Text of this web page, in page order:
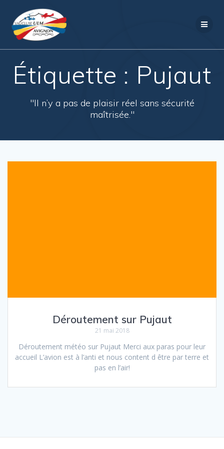
Étiquette : Pujaut
"Il n’y a pas de plaisir réel sans sécurité
maîtrisée."
Déroutement sur Pujaut
21 mai 2018
Déroutement météo sur Pujaut Merci aux paras pour leur
accueil L’avion est à l’anti et nous content d être par terre et
pas en l’air!